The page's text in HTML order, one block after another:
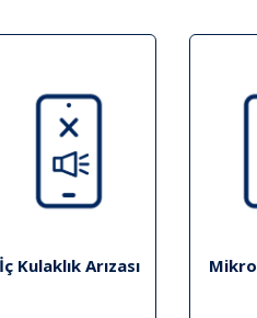
İç Kulaklık Arızası